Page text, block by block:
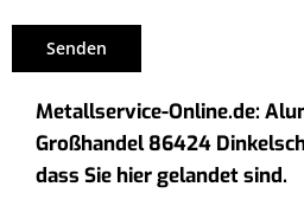
Metallservice-Online.de:
Großhandel 86424
dass Sie hier gelandet sind.